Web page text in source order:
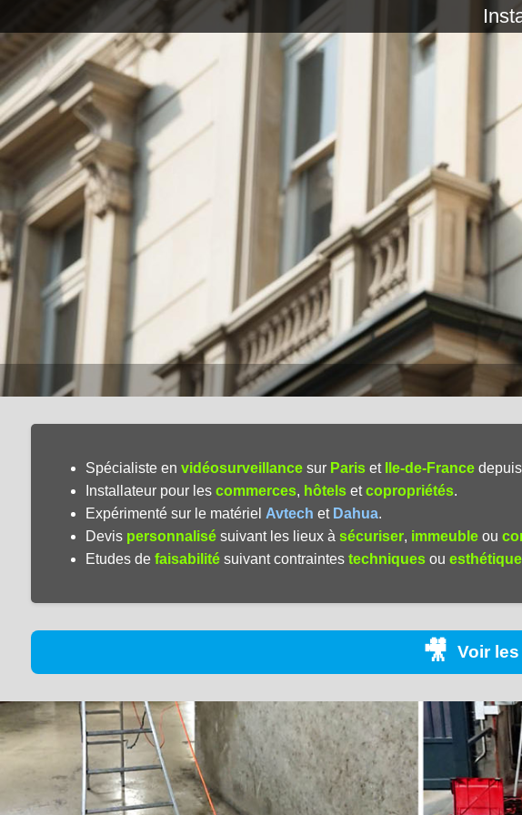
Spécialiste en vidéosurveillancesur Pariset Ile-de-Francedepuis
Installateur pour les commerces, hôtelsetcopropriétés.
Expérimenté sur le matériel Avtech et Dahua.
Devis personnalisésuivant les lieux à sécuriser, immeubleou
Etudes de faisabilitésuivant contraintes techniquesou
🎥 Voir